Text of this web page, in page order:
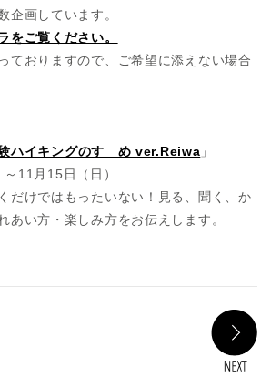
企画しています。
をご覧ください。
ておりますので、ご希望に添えない場合
ハイキングのすゝめ ver.Reiwa 」
11月15日（日）
だけではもったいない！見る、聞く、か
あい方・楽しみ方をお伝えします。